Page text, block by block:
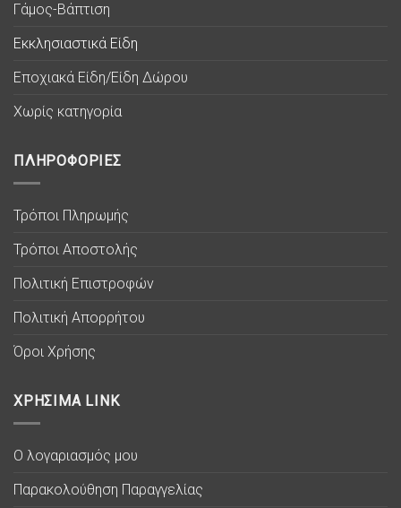
Γάμος-Βάπτιση
Εκκλησιαστικά Είδη
Εποχιακά Είδη/Είδη Δώρου
Χωρίς κατηγορία
ΠΛΗΡΟΦΟΡΙΕΣ
Τρόποι Πληρωμής
Τρόποι Αποστολής
Πολιτική Επιστροφών
Πολιτική Απορρήτου
Όροι Χρήσης
ΧΡΗΣΙΜΑ LINK
Ο λογαριασμός μου
Παρακολούθηση Παραγγελίας